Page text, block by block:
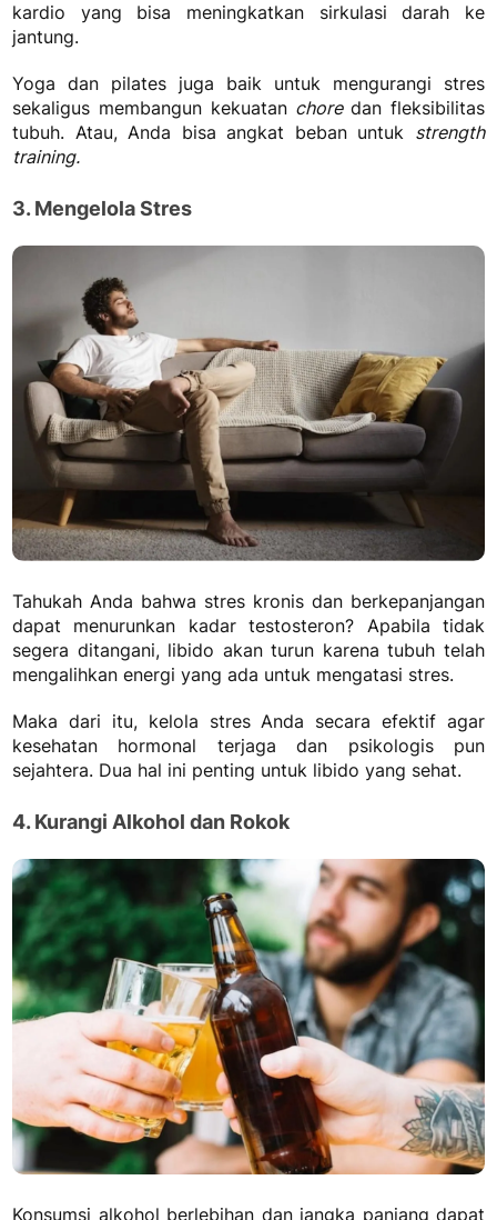
kardio yang bisa meningkatkan sirkulasi darah ke
jantung.
Yoga dan pilates juga baik untuk mengurangi stres
sekaligus membangun kekuatan choredan fleksibilitas
tubuh. Atau, Anda bisa angkat beban untuk strength
training.
3. Mengelola Stres
Tahukah Anda bahwa stres kronis dan berkepanjangan
dapat menurunkan kadar testosteron? Apabila tidak
segera ditangani, libido akan turun karena tubuh telah
mengalihkan energi yang ada untuk mengatasi stres.
Maka dari itu, kelola stres Anda secara efektif agar
kesehatan hormonal terjaga dan psikologis pun
sejahtera. Dua hal ini penting untuk libido yang sehat.
4. Kurangi Alkohol dan Rokok
Konsumsi alkohol berlebihan dan jangka panjang dapat